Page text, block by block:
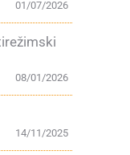
01/07/2026
08/01/2026
14/11/2025